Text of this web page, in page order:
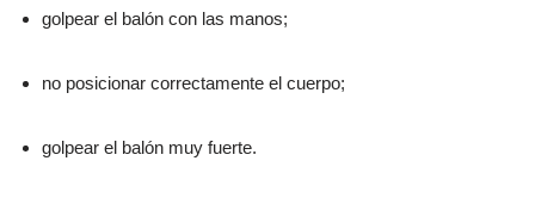
golpear el balón con las manos;
no posicionar correctamente el cuerpo;
golpear el balón muy fuerte.